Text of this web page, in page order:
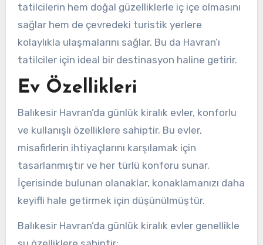
tatilcilerin hem doğal güzelliklerle iç içe olmasını
sağlar hem de çevredeki turistik yerlere
kolaylıkla ulaşmalarını sağlar. Bu da Havran’ı
tatilciler için ideal bir destinasyon haline getirir.
Ev Özellikleri
Balıkesir Havran’da günlük kiralık evler, konforlu
ve kullanışlı özelliklere sahiptir. Bu evler,
misafirlerin ihtiyaçlarını karşılamak için
tasarlanmıştır ve her türlü konforu sunar.
İçerisinde bulunan olanaklar, konaklamanızı daha
keyifli hale getirmek için düşünülmüştür.
Balıkesir Havran’da günlük kiralık evler genellikle